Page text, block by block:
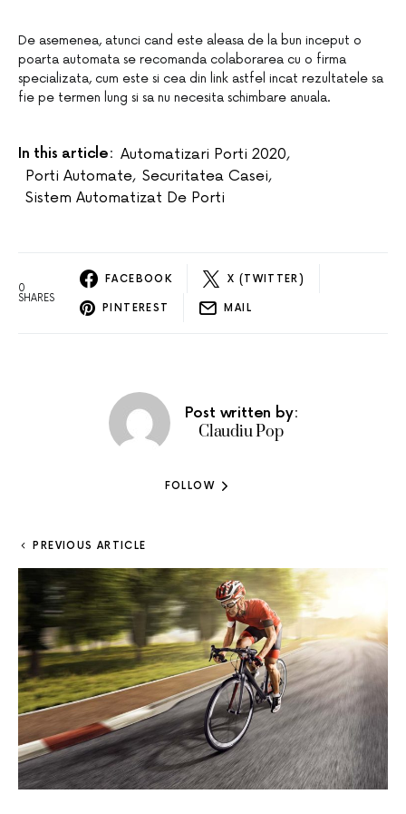
De asemenea, atunci cand este aleasa de la bun inceput o
poarta automata se recomanda colaborarea cu o firma
specializata, cum este si cea din link astfel incat rezultatele sa
fie pe termen lung si sa nu necesita schimbare anuala.
In this article: Automatizari Porti 2020,
Porti Automate, Securitatea Casei,
Sistem Automatizat De Porti
0
SHARES
FACEBOOK X (TWITTER)
PINTEREST MAIL
Post written by:
Claudiu Pop
FOLLOW
PREVIOUS ARTICLE